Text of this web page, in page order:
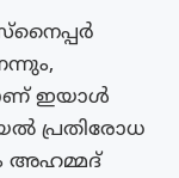
ഇയാൾ
പ്രതിരോധ
അഹമ്മദ്